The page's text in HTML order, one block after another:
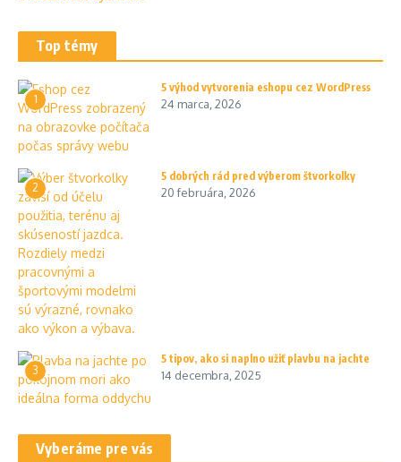
Top témy
1
5 výhod vytvorenia eshopu cez WordPress
24 marca, 2026
2
5 dobrých rád pred výberom štvorkolky
20 februára, 2026
3
5 tipov, ako si naplno užiť plavbu na jachte
14 decembra, 2025
Vyberáme pre vás